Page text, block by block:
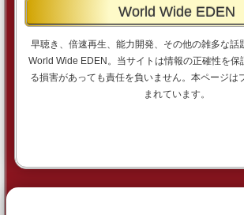
World Wide EDEN
早聴き、倍速再生、能力開発、その他の雑多な話
World Wide EDEN。当サイトは情報の正確性を保
る損害があっても責任を負いません。本ページは
まれています。